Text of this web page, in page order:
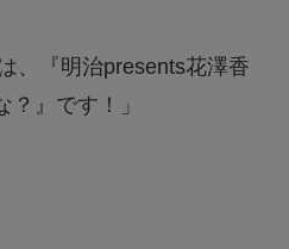
、『明治presents花澤香
』です！」